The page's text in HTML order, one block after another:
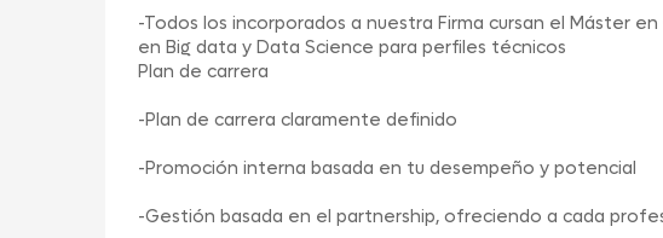
-Todos los incorporados a nuestra Firma cursan el Máster
en Big data y Data Science para perfiles técnicos
Plan de carrera
-Plan de carrera claramente definido
-Promoción interna basada en tu desempeño y potencial
-Gestión basada en el partnership, ofreciendo a cada